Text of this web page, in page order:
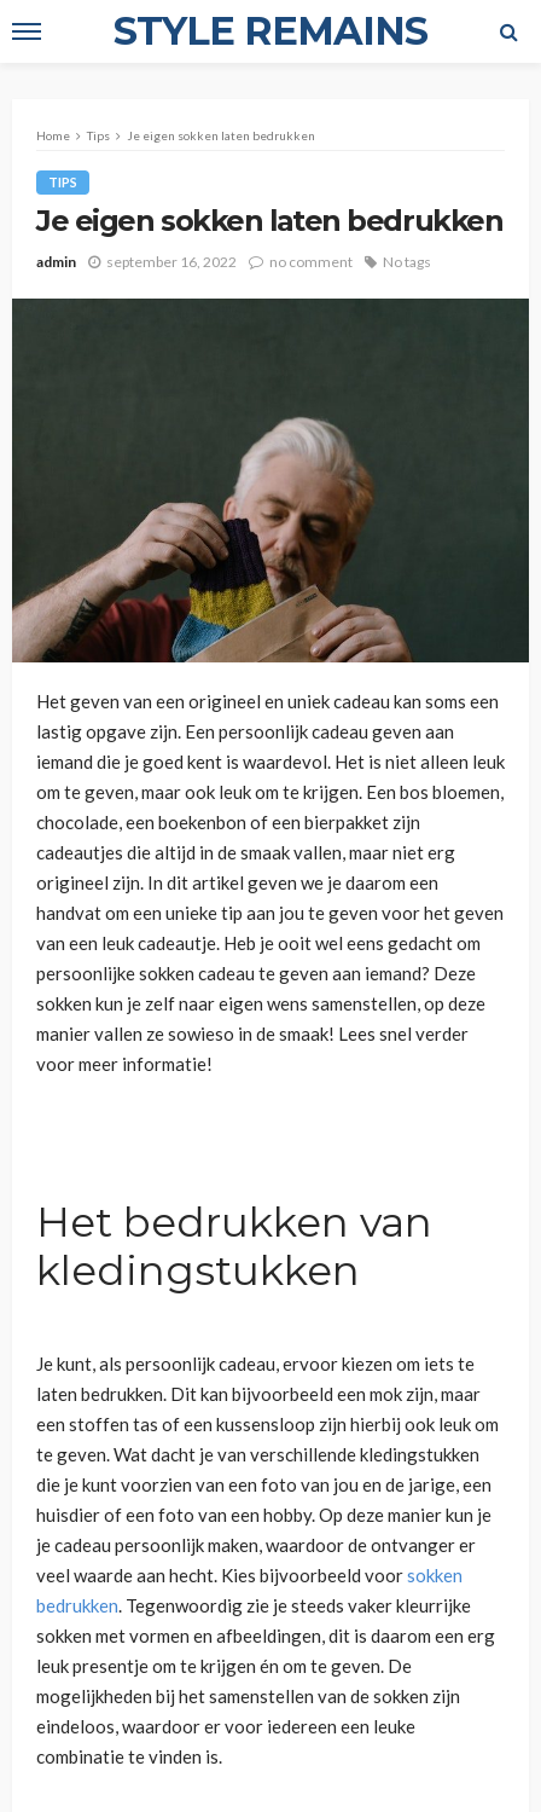
STYLE REMAINS
Home Tips Je eigen sokken laten bedrukken
TIPS
Je eigen sokken laten bedrukken
admin september 16, 2022 no comment No tags
Het geven van een origineel en uniek cadeau kan soms een
lastig opgave zijn. Een persoonlijk cadeau geven aan
iemand die je goed kent is waardevol. Het is niet alleen leuk
om te geven, maar ook leuk om te krijgen. Een bos bloemen,
chocolade, een boekenbon of een bierpakket zijn
cadeautjes die altijd in de smaak vallen, maar niet erg
origineel zijn. In dit artikel geven we je daarom een
handvat om een unieke tip aan jou te geven voor het geven
van een leuk cadeautje. Heb je ooit wel eens gedacht om
persoonlijke sokken cadeau te geven aan iemand? Deze
sokken kun je zelf naar eigen wens samenstellen, op deze
manier vallen ze sowieso in de smaak! Lees snel verder
voor meer informatie!
Het bedrukken van
kledingstukken
Je kunt, als persoonlijk cadeau, ervoor kiezen om iets te
laten bedrukken. Dit kan bijvoorbeeld een mok zijn, maar
een stoffen tas of een kussensloop zijn hierbij ook leuk om
te geven. Wat dacht je van verschillende kledingstukken
die je kunt voorzien van een foto van jou en de jarige, een
huisdier of een foto van een hobby. Op deze manier kun je
je cadeau persoonlijk maken, waardoor de ontvanger er
veel waarde aan hecht. Kies bijvoorbeeld voorsokken
bedrukken. Tegenwoordig zie je steeds vaker kleurrijke
sokken met vormen en afbeeldingen, dit is daarom een erg
leuk presentje om te krijgen én om te geven. De
mogelijkheden bij het samenstellen van de sokken zijn
eindeloos, waardoor er voor iedereen een leuke
combinatie te vinden is.